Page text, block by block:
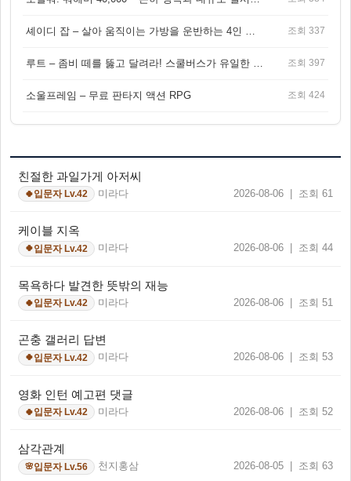
조회 337
조회 397
소울프레임 – 무료 판타지 액션 RPG 조회 424
친절한 과일가게 아저씨
🍀입문자 Lv.42 미라다 2026-08-06 | 조회 61
케이블 지옥
🍀입문자 Lv.42 미라다 2026-08-06 | 조회 44
목욕하다 발견한 뜻밖의 재능
🍀입문자 Lv.42 미라다 2026-08-06 | 조회 51
곤충 갤러리 답변
🍀입문자 Lv.42 미라다 2026-08-06 | 조회 53
영화 인턴 예고편 댓글
🍀입문자 Lv.42 미라다 2026-08-06 | 조회 52
삼각관계
🌸입문자 Lv.56 천지홍삼 2026-08-05 | 조회 63